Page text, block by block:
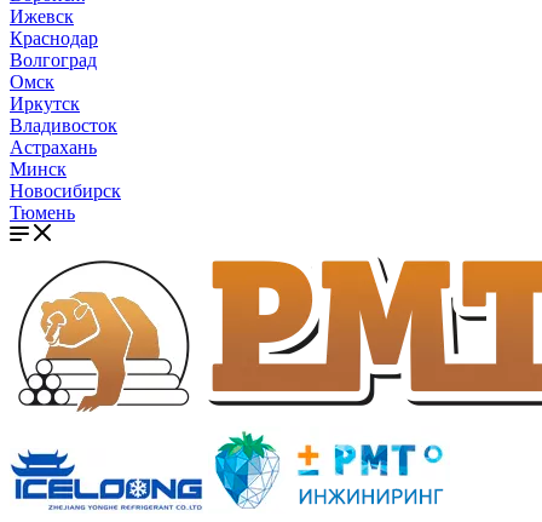
Ижевск
Краснодар
Волгоград
Омск
Иркутск
Владивосток
Астрахань
Минск
Новосибирск
Тюмень